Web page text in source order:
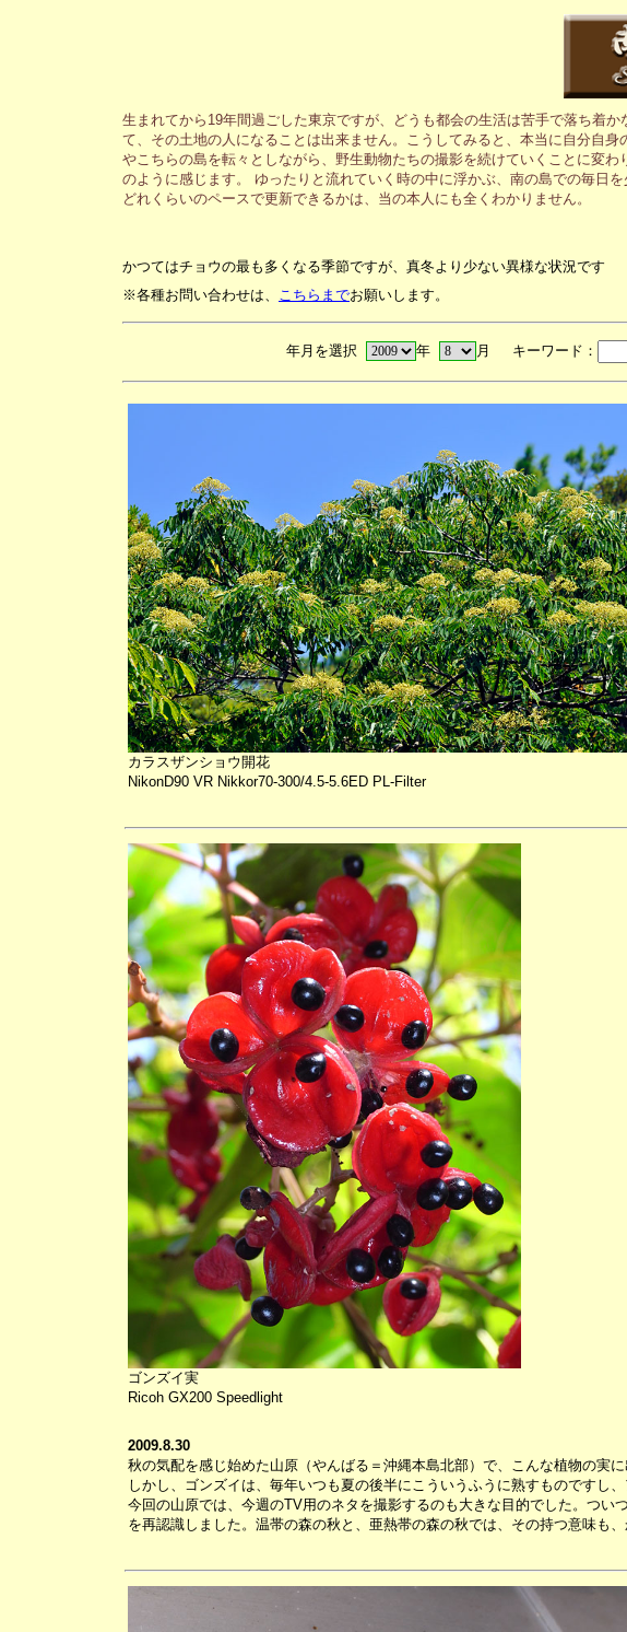
生まれてから19年間過ごした東京ですが、どうも都会の生活は苦手で落ち着
て、その土地の人になることは出来ません。こうしてみると、本当に自分自
やこちらの島を転々としながら、野生動物たちの撮影を続けていくことに変
のように感じます。 ゆったりと流れていく時の中に浮かぶ、南の島での毎日
どれくらいのペースで更新できるかは、当の本人にも全くわかりません。
かつてはチョウの最も多くなる季節ですが、真冬より少ない異様な状況です
※各種お問い合わせは、 こちらまでお願いします。
年月を選択 年 月 キーワード：
カラスザンショウ開花
NikonD90 VR Nikkor70-300/4.5-5.6ED PL-Filter
ゴンズイ実
Ricoh GX200 Speedlight
2009.8.30
秋の気配を感じ始めた山原（やんばる＝沖縄本島北部）で、こんな植物の実
しかし、ゴンズイは、毎年いつも夏の後半にこういうふうに熟すものですし
今回の山原では、今週のTV用のネタを撮影するのも大きな目的でした。つ
を再認識しました。温帯の森の秋と、亜熱帯の森の秋では、その持つ意味も、